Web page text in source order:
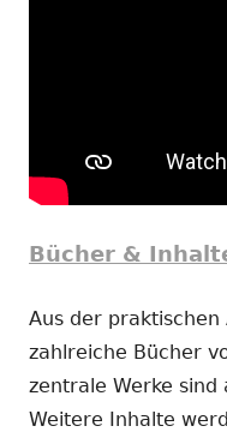
Bücher &
Aus der
zahlreiche Bücher
zentrale Werke
Weitere Inhalte